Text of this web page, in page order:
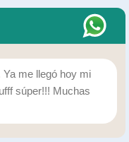
me llegó hoy mi
súper!!! Muchas